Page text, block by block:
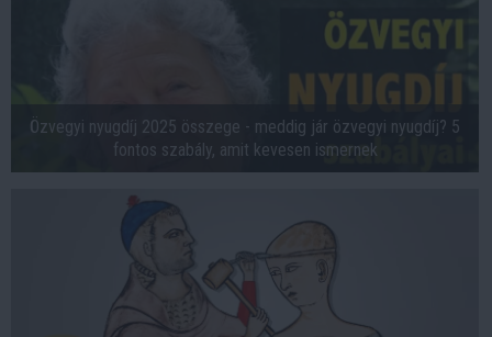
Özvegyi nyugdíj 2025 összege - meddig jár özvegyi nyugdíj? 5
fontos szabály, amit kevesen ismernek